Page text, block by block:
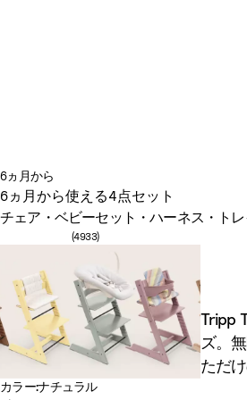
6ヵ月から
6ヵ月から使える4点セット
チェア・ベビーセット・ハーネス・トレ
レビュー数: 4933
(4933)
Tripp
ズ。
ただけ
カラー:ナチュラル